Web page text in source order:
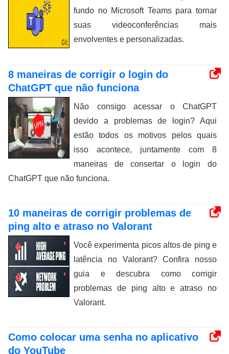
fundo no Microsoft Teams para tornar
suas videoconferências mais
envolventes e personalizadas.
8 maneiras de corrigir o login do
ChatGPT que não funciona
Não consigo acessar o ChatGPT
devido a problemas de login? Aqui
estão todos os motivos pelos quais
isso acontece, juntamente com 8
maneiras de consertar o login do
ChatGPT que não funciona.
10 maneiras de corrigir problemas de
ping alto e atraso no Valorant
Você experimenta picos altos de ping e
latência no Valorant? Confira nosso
guia e descubra como corrigir
problemas de ping alto e atraso no
Valorant.
Como colocar uma senha no aplicativo
do YouTube